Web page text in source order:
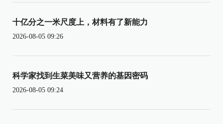
十亿分之一米尺度上，材料有了新能力
2026-08-05 09:26
科学家找到生菜美味又营养的基因密码
2026-08-05 09:24